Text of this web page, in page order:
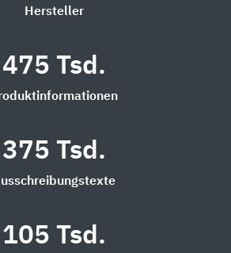
Hersteller
475 Tsd.
375 Tsd.
105 Tsd.